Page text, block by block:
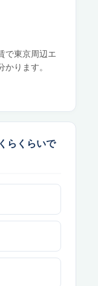
で東京周辺エ
ります。
らくらいで